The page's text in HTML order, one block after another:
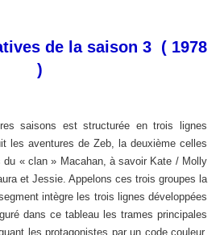
de la saison 3 ( 1978
)
saisons est structurée en trois lignes
les aventures de Zeb, la deuxième celles
« clan » Macahan, à savoir Kate / Molly
et Jessie. Appelons ces trois groupes la
intègre les trois lignes développées
dans ce tableau les trames principales
les protagonistes par un code couleur.